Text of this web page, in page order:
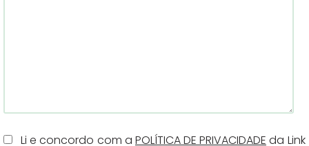
Li e concordo com a POLÍTICA DE PRIVACIDADE